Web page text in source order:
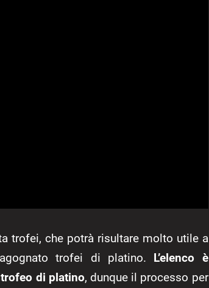
trofei, che potrà risultare molto utile a
trofei di platino. L’elenco è
di platino, dunque il processo per